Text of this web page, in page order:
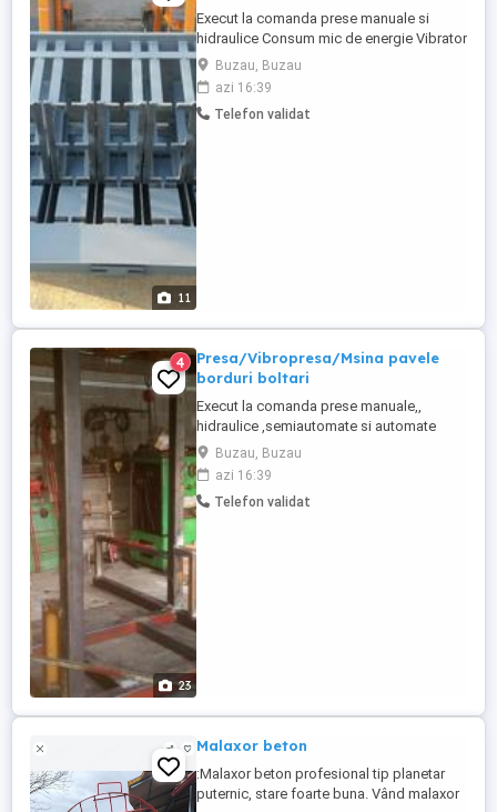
11
Execut la comanda prese manuale si
hidraulice Consum mic de energie Vibrator
energic oli Matrite interschimbabile
Reductor la extractie Garantie 12 luni
Punere in functiune Retete beton transport
gratuit în toată tara
Buzau, Buzau
azi 16:39
Telefon validat
23
4
Presa/Vibropresa/Msina pavele
borduri boltari
Execut la comanda prese manuale,,
hidraulice ,semiautomate si automate
matritele sunt interschimbabile si diferite
forme la cererea clientului Masina poate fi
alimentata la 380 v sau 220 v vibrare
energica cu doua motoare si presare cu
Buzau, Buzau
azi 16:39
Telefon validat
Malaxor beton
:Malaxor beton profesional tip planetar
puternic, stare foarte buna. Vând malaxor